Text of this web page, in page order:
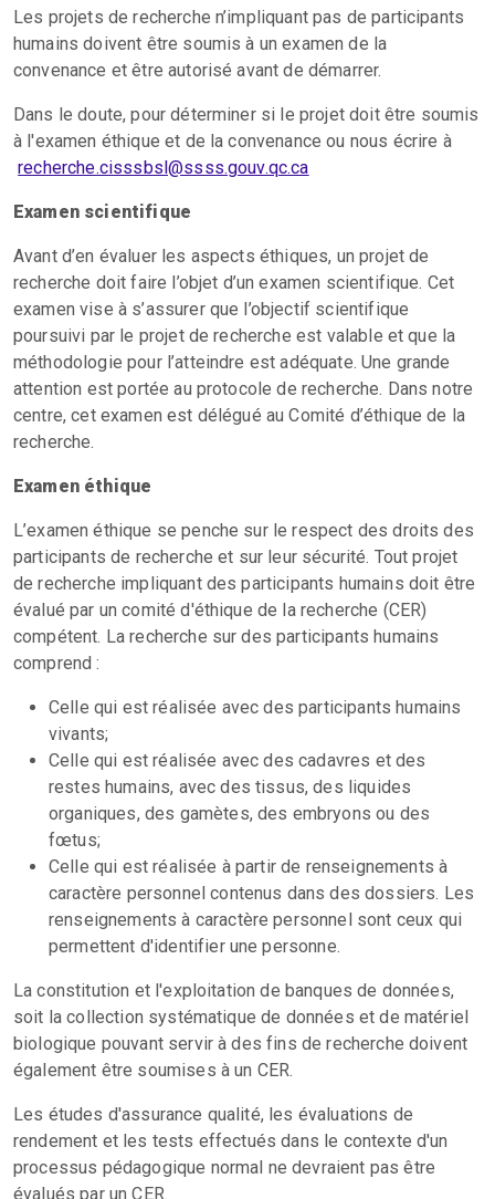
Les projets de recherche n’impliquant pas de participants
humains doivent être soumis à un examen de la
convenance et être autorisé avant de démarrer.
Dans le doute, pour déterminer si le projet doit être soumis
à l'examen éthique et de la convenance ou nous écrire à
recherche.cisssbsl@ssss.gouv.qc.ca
Examen scientifique
Avant d’en évaluer les aspects éthiques, un projet de
recherche doit faire l’objet d’un examen scientifique. Cet
examen vise à s’assurer que l’objectif scientifique
poursuivi par le projet de recherche est valable et que la
méthodologie pour l’atteindre est adéquate. Une grande
attention est portée au protocole de recherche. Dans notre
centre, cet examen est délégué au Comité d’éthique de la
recherche.
Examen éthique
L’examen éthique se penche sur le respect des droits des
participants de recherche et sur leur sécurité. Tout projet
de recherche impliquant des participants humains doit être
évalué par un comité d'éthique de la recherche (CER)
compétent. La recherche sur des participants humains
comprend :
Celle qui est réalisée avec des participants humains
vivants;
Celle qui est réalisée avec des cadavres et des
restes humains, avec des tissus, des liquides
organiques, des gamètes, des embryons ou des
fœtus;
Celle qui est réalisée à partir de renseignements à
caractère personnel contenus dans des dossiers. Les
renseignements à caractère personnel sont ceux qui
permettent d'identifier une personne.
La constitution et l'exploitation de banques de données,
soit la collection systématique de données et de matériel
biologique pouvant servir à des fins de recherche doivent
également être soumises à un CER.
Les études d'assurance qualité, les évaluations de
rendement et les tests effectués dans le contexte d'un
processus pédagogique normal ne devraient pas être
évalués par un CER.